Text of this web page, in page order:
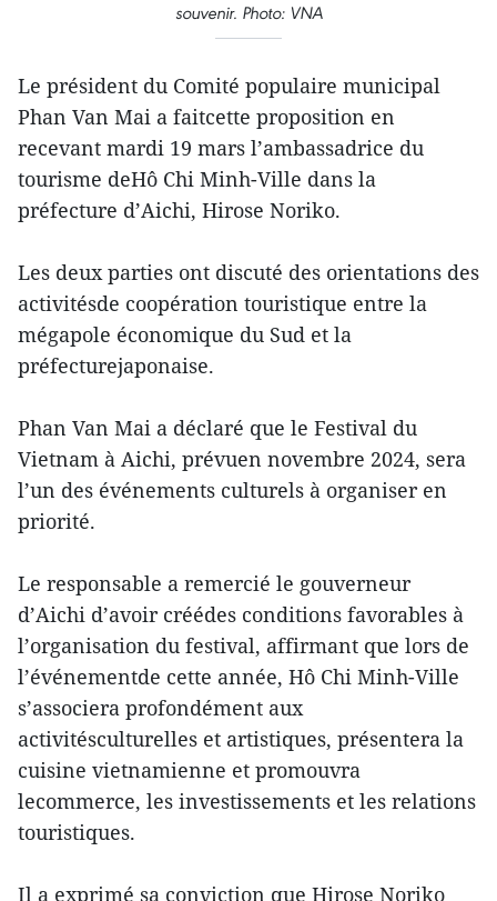
souvenir. Photo: VNA
Le président du Comité populaire municipal
Phan Van Mai a faitcette proposition en
recevant mardi 19 mars l’ambassadrice du
tourisme deHô Chi Minh-Ville dans la
préfecture d’Aichi, Hirose Noriko.
Les deux parties ont discuté des orientations des
activitésde coopération touristique entre la
mégapole économique du Sud et la
préfecturejaponaise.
Phan Van Mai a déclaré que le Festival du
Vietnam à Aichi, prévuen novembre 2024, sera
l’un des événements culturels à organiser en
priorité.
Le responsable a remercié le gouverneur
d’Aichi d’avoir créédes conditions favorables à
l’organisation du festival, affirmant que lors de
l’événementde cette année, Hô Chi Minh-Ville
s’associera profondément aux
activitésculturelles et artistiques, présentera la
cuisine vietnamienne et promouvra
lecommerce, les investissements et les relations
touristiques.
Il a exprimé sa conviction que Hirose Noriko